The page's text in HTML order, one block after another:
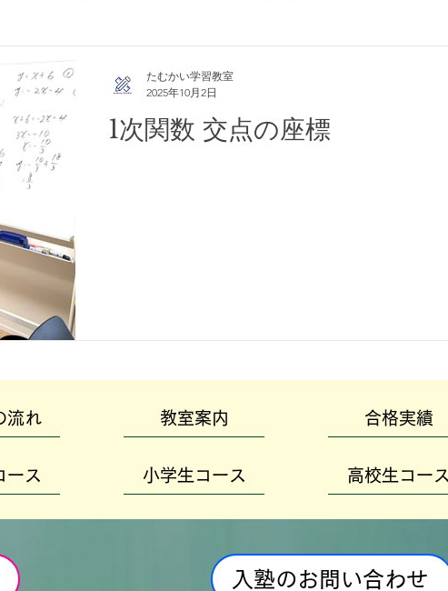
期講習 1次関数 交点の座標
たむかい学習教室
2025年10月2日
流れ
ース
教室案内
小学生コース
合格実績
高校生コース
入塾のお問い合わせ